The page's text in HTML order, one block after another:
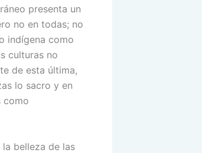
presenta un
no en todas; no
indígena como
culturas no
de esta última,
lo sacro y en
como
la belleza de las